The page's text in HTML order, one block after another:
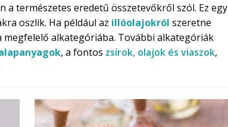
természetes eredetű összetevőkről szól. Ez egy
oszlik. Ha például az illóolajokról szeretne
alkategóriába. További alkategóriák
, a fontos zsírok, olajok és viaszok,